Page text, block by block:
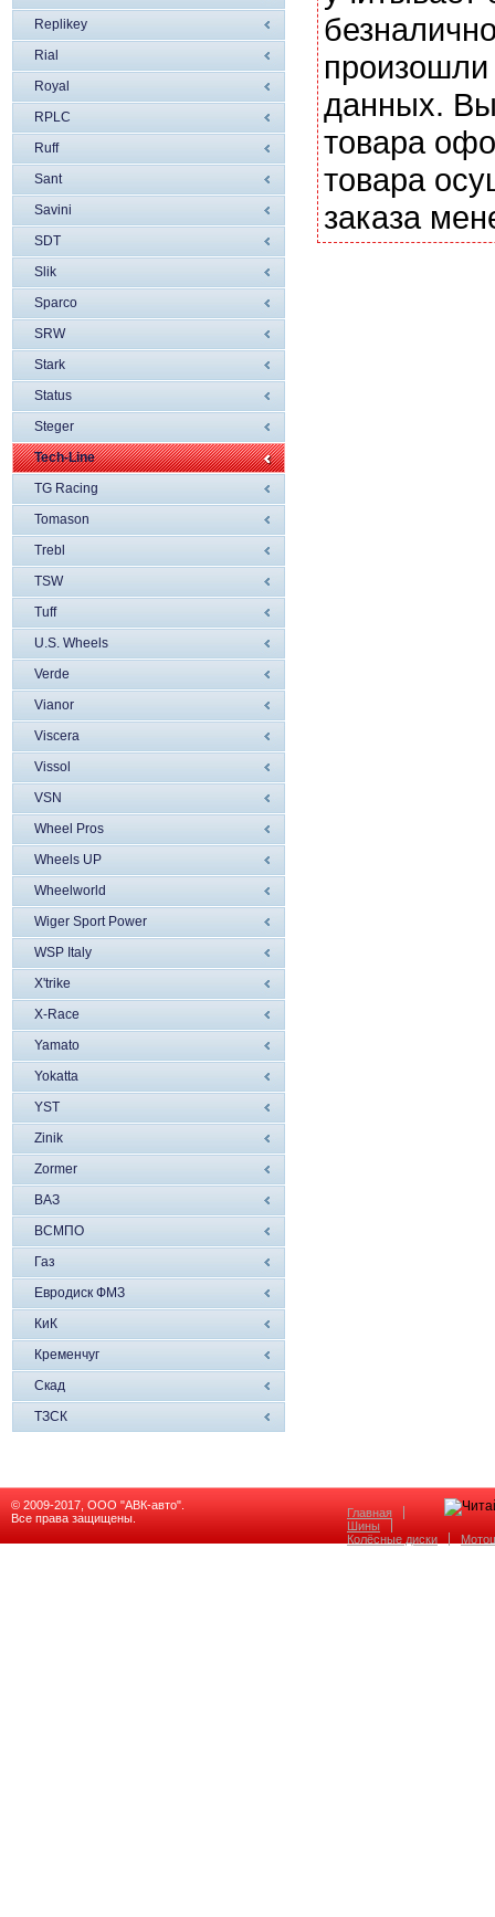
Replikey
Rial
Royal
RPLC
Ruff
Sant
Savini
SDT
Slik
Sparco
SRW
Stark
Status
Steger
Tech-Line
TG Racing
Tomason
Trebl
TSW
Tuff
U.S. Wheels
Verde
Vianor
Viscera
Vissol
VSN
Wheel Pros
Wheels UP
Wheelworld
Wiger Sport Power
WSP Italy
X'trike
X-Race
Yamato
Yokatta
YST
Zinik
Zormer
ВАЗ
ВСМПО
Газ
Евродиск ФМЗ
КиК
Кременчуг
Скад
ТЗСК
данных. Вы
товара
товара
заказа
© 2009-2017, ООО "АВК-авто".
Все права защищены.
Главная
Шины
Колёсные диски